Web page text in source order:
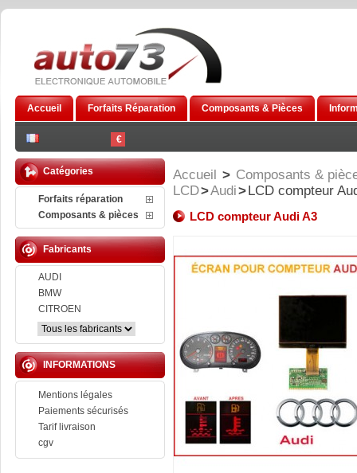
€
Accueil Forfaits Réparation Composants & Pièces
Catégories
Forfaits réparation
Composants & pièces
Fabricants
AUDI
BMW
CITROEN
INFORMATIONS
Mentions légales
Paiements sécurisés
Tarif livraison
cgv
Accueil > Composants &
LCD>Audi>LCD compteur
LCD compteur Audi A3